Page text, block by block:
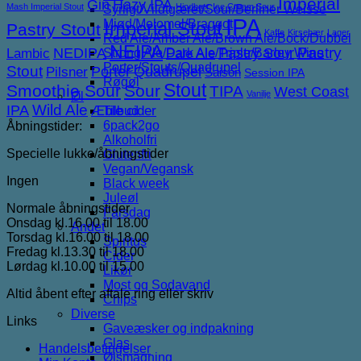
Syrligt/Vildtgæret/Sour/Berliner Weisse
Mjød/Melomel/Braggot
Red Ale/Amber Ale/Brown Ale/Bock/Dubbel
Strong Ale/Dark Ale/Triple/Barley Wine
Porter/Stouts/Quadrupel
Røgøl
Øl
Tilbud
6pack2go
Alkoholfri
Glutenfri
Vegan/Vegansk
Black week
Juleøl
Farsdag
Andet
Spiritus
Cider
Likør
Most og Sodavand
Chips
Diverse
Gaveæsker og indpakning
Glas
Ølsmagning
Mash Imperial Stout GinHazy IPA Hindbær Ice Cream Sour
Pastry StoutImperial StoutIPA Kaffe Kirsebær Lager
Lambic NEDIPANEIPA Pale Ale Pastry SourPastry
Stout Pilsner Porter Quadrupel Saison Session IPA
Smoothie SourSour StoutTIPA Vanilje West Coast
IPAWild Ale Æble cider
Åbningstider:
Specielle lukke/åbningstider
Ingen
Normale åbningstider
Onsdag kl.16.00 til 18.00
Torsdag kl.16.00 til 18.00
Fredag kl.13.30 til 18.00
Lørdag kl.10.00 til 15.00
Altid åbent efter aftale ring eller skriv
Links
Handelsbetingelser